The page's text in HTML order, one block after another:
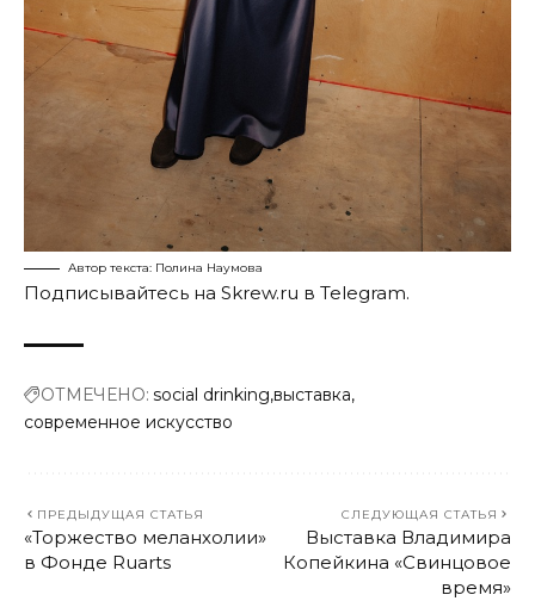
Автор текста: Полина Наумова
Подписывайтесь на Skrew.ru в Telegram.
ОТМЕЧЕНО: social drinking выставка
современное искусство
ПРЕДЫДУЩАЯ СТАТЬЯ
«Торжество меланхолии»
в Фонде Ruarts
СЛЕДУЮЩАЯ СТАТЬЯ
Выставка Владимира
Копейкина «Свинцовое
время»